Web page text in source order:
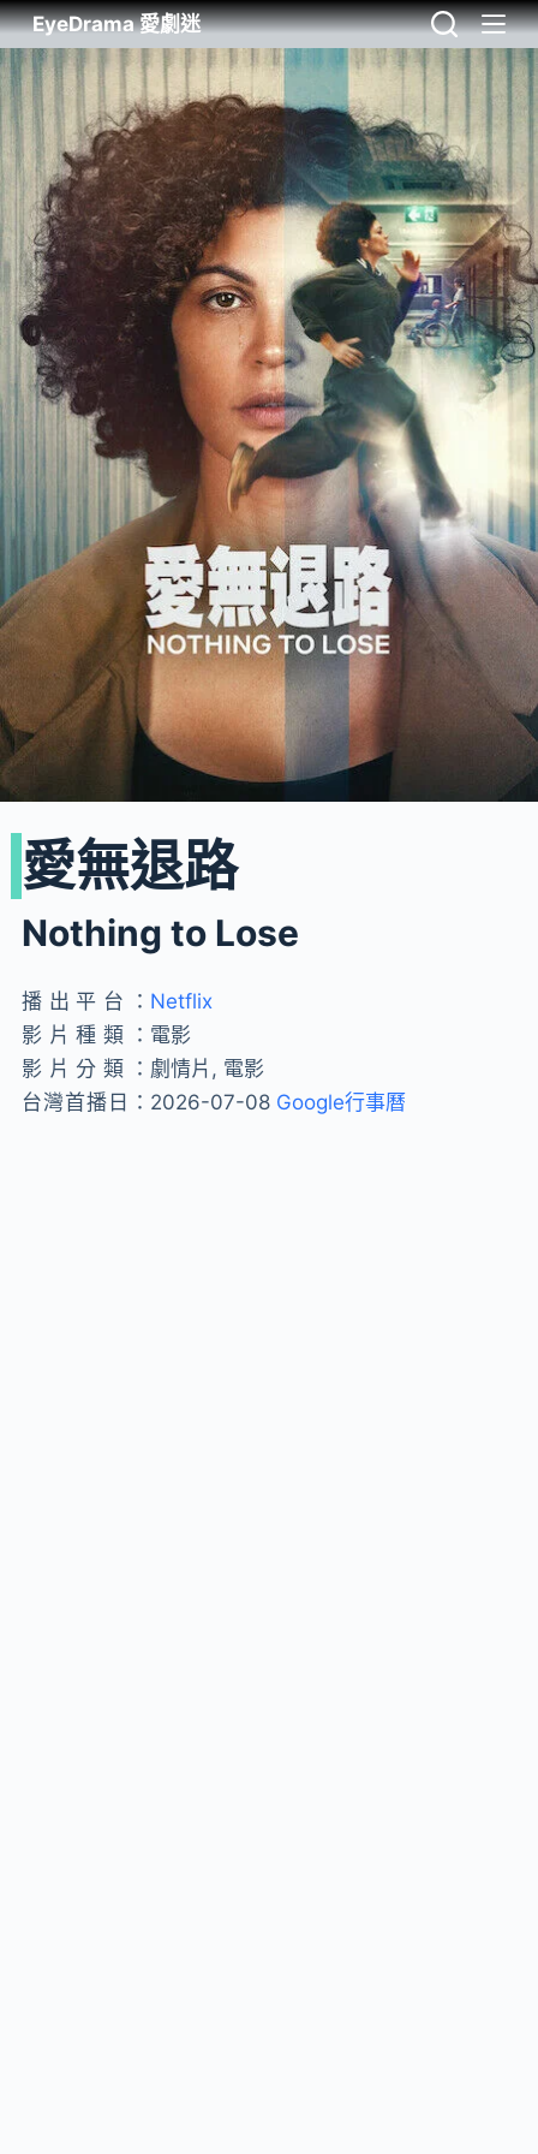
EyeDrama 愛劇迷
愛無退路
Nothing to Lose
播出平台： Netflix
影片種類： 電影
影片分類： 劇情片, 電影
台灣首播日： 2026-07-08 Google行事曆